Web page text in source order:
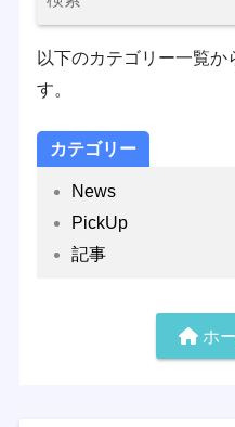
以下のカテゴリー一覧か
す。
カテゴリー
News
PickUp
記事
ホ